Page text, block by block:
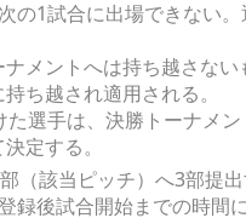
の1試合に出場できない
メントへは持ち越さな
ち越され適用される。
選手は、決勝トーナメン
定する。
（該当ピッチ）へ3部提
録後試合開始までの時